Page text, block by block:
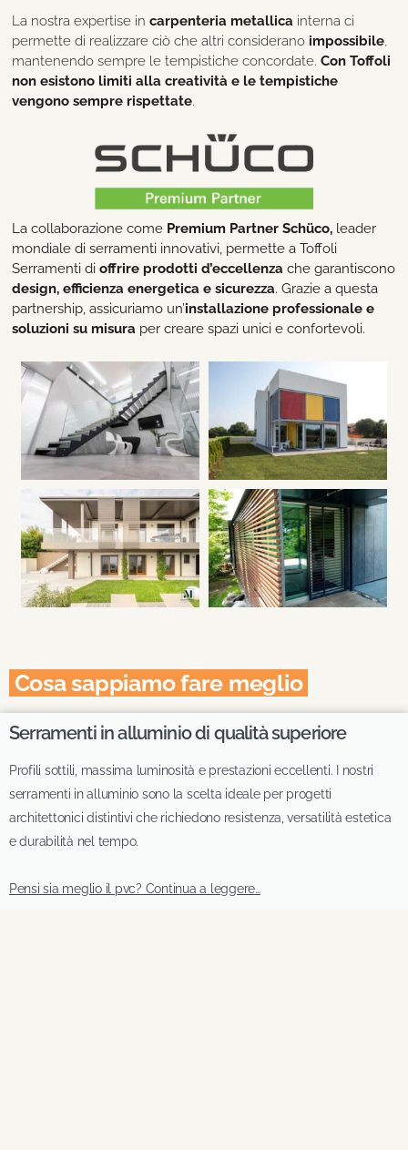
La nostra expertise incarpenteria metallica interna ci
permette di realizzare ciò che altri considerano impossibile,
mantenendo sempre le tempistiche concordate.Con Toffoli
non esistono limiti alla creatività e le tempistiche
vengono sempre rispettate.
La collaborazione come Premium Partner Schüco, leader
mondiale di serramenti innovativi, permette a Toffoli
Serramenti dioffrire prodotti d’eccellenza che garantiscono
design, efficienza energetica e sicurezza. Grazie a questa
partnership, assicuriamo un’installazione professionale e
soluzioni su misura per creare spazi unici e confortevoli.
Cosa sappiamo fare meglio
Serramenti in alluminio di qualità superiore
Profili sottili, massima luminosità e prestazioni eccellenti. I nostri
serramenti in alluminio sono la scelta ideale per progetti
architettonici distintivi che richiedono resistenza, versatilità estetica
e durabilità nel tempo.
Pensi sia meglio il pvc? Continua a leggere…